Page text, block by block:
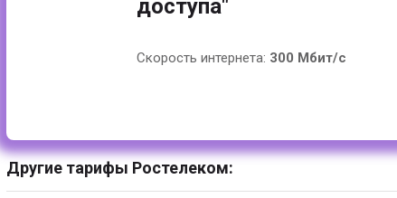
доступа"
Скорость интернета: 300 Мбит/с
Другие тарифы Ростелеком: